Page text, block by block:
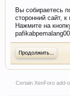
Вы собираетесь
сторонний сайт,
Нажмите на
Продолжить...
Certain XenForo add-